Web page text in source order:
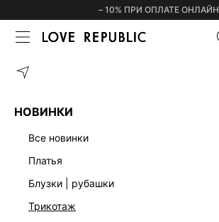
– 10% ПРИ ОПЛАТЕ ОНЛАЙН
НОВИНКИ
все новинки
платья
блузки | рубашки
трикотаж
ГЛАВНАЯ